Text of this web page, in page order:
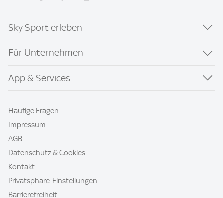
Sky Sport erleben
Für Unternehmen
App & Services
Häufige Fragen
Impressum
AGB
Datenschutz & Cookies
Kontakt
Privatsphäre-Einstellungen
Barrierefreiheit